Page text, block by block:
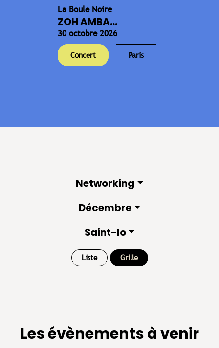
La Boule Noire
ZOH AMBA...
30 octobre 2026
Concert Paris
Networking
Décembre
Saint-lo
Liste Grille
Les évènements à venir